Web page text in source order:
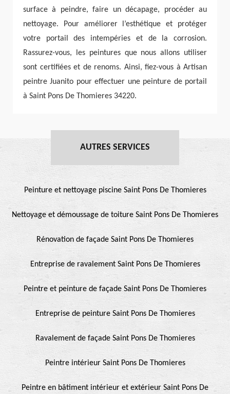
surface à peindre, faire un décapage, procéder au
nettoyage. Pour améliorer l’esthétique et protéger
votre portail des intempéries et de la corrosion.
Rassurez-vous, les peintures que nous allons utiliser
sont certifiées et de renoms. Ainsi, fiez-vous à Artisan
peintre Juanito pour effectuer une peinture de portail
à Saint Pons De Thomieres 34220.
AUTRES SERVICES
Peinture et nettoyage piscine Saint Pons De Thomieres
Nettoyage et démoussage de toiture Saint Pons De Thomieres
Rénovation de façade Saint Pons De Thomieres
Entreprise de ravalement Saint Pons De Thomieres
Peintre et peinture de façade Saint Pons De Thomieres
Entreprise de peinture Saint Pons De Thomieres
Ravalement de façade Saint Pons De Thomieres
Peintre intérieur Saint Pons De Thomieres
Peintre en bâtiment intérieur et extérieur Saint Pons De